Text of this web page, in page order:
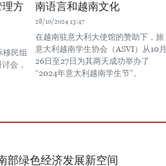
理方
移民组
会，
南语言和越南文化
28/10/2024 13:47
在越南驻意大利大使馆的赞助下，旅
意大利越南学生协会（ASVI）从10月
26日至27日为其两天成功举办了
“2024年意大利越南学生节”。
部绿色经济发展新空间